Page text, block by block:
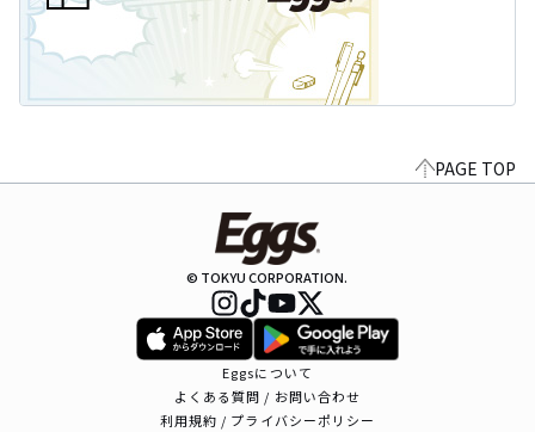
PAGE TOP
© TOKYU CORPORATION.
Eggsについて
よくある質問 / お問い合わせ
利用規約 / プライバシーポリシー